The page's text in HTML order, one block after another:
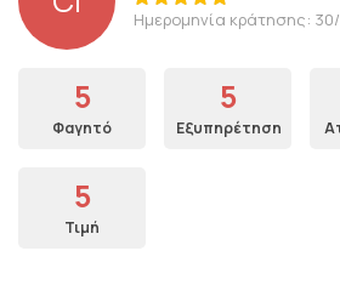
Ημερομηνία κράτησης:
5
Φαγητό
5
Εξυπηρέτηση
5
Τιμή